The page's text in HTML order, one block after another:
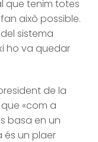
que tenim totes
això possible.
sistema
ho va quedar
de la
«com a
basa en un
és un plaer